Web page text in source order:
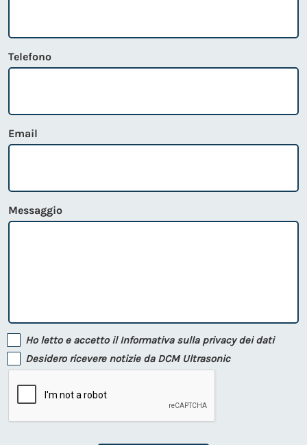
Telefono
Email
Messaggio
Ho letto e accetto ilInformativa sulla privacy dei dati
Desidero ricevere notizie da DCM Ultrasonic